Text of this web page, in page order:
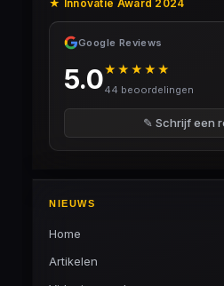
★ Innovatie Award 2024
Google Reviews
5.0★★★★★
44 beoordelingen
✎ Schrijf een
NIEUWS
Home
Artikelen